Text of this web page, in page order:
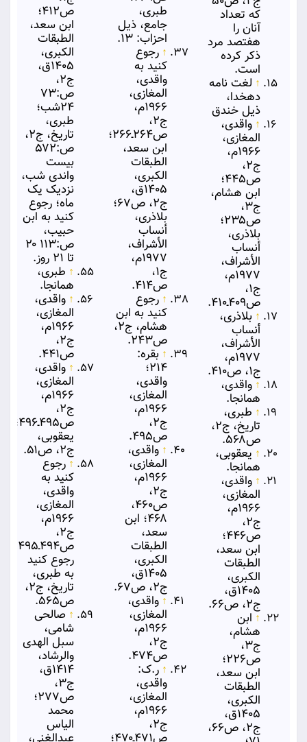
که تعداد
آنان را
هفتصد مرد
ذکر کرده
است.
↑ لغت نامه
دهخدا،
ذیل خندق
↑ واقدی،
المغازی،
۱۹۶۶م،
ج۲،
ص۴۴۵؛
ابن هشام،
ج۳،
ص۲۳۵؛
بلاذری،
أنساب
الأشراف،
۱۹۷۷م،
ج۱،
ص۴۰۹ـ۴۱۰.
↑ بلاذری،
أنساب
الأشراف،
۱۹۷۷م،
ج۱، ص۴۱۰.
↑ واقدی،
همانجا.
↑ طبری،
تاریخ، ج۲،
ص۵۶۸.
↑ یعقوبی،
همانجا.
↑ واقدی،
المغازی،
۱۹۶۶م،
ج۲،
ص۴۴۶؛
ابن سعد،
الطبقات
الكبری،
۱۴۰۵ق،
ج۲، ص۶۶.
↑ ابن
هشام،
ج۳،
ص۲۲۶؛
ابن سعد،
الطبقات
الكبری،
۱۴۰۵ق،
ج۲، ص۶۶،
طبری،
جامع، ذیل
احزاب: ۱۳.
↑ رجوع
کنید به
واقدی،
المغازی،
۱۹۶۶م،
ج۲،
ص۲۶۴ـ۲۶۶؛
ابن سعد،
الطبقات
الكبری،
۱۴۰۵ق،
ج۲، ص۶۷؛
بلاذری،
أنساب
الأشراف،
۱۹۷۷م،
ج۱،
ص۴۱۴.
↑ رجوع
کنید به ابن
هشام، ج۲،
ص۲۴۳.
↑ بقره:
۲۱۴؛
واقدی،
المغازی،
۱۹۶۶م،
ج۲،
ص۴۹۵.
↑ واقدی،
المغازی،
۱۹۶۶م،
ج۲،
ص۴۶۰،
۴۶۸؛ ابن
سعد،
الطبقات
الكبری،
۱۴۰۵ق،
ج۲، ص۶۷.
↑ واقدی،
المغازی،
۱۹۶۶م،
ج۲،
ص۴۷۴.
↑ ر.ک:
واقدی،
المغازی،
۱۹۶۶م،
ج۲،
ص۴۱۲؛
ابن سعد،
الطبقات
الكبری،
۱۴۰۵ق،
ج۲،
ص:۷۳
۲۴شب؛
طبری،
تاریخ، ج۲،
ص:۵۷۲
بیست
واندی شب،
نزدیک یک
ماه؛ رجوع
کنید به ابن
حبیب،
ص:۱۱۳ ۲۰
تا ۲۱ روز.
↑ طبری،
همانجا.
↑ واقدی،
المغازی،
۱۹۶۶م،
ج۲،
ص۴۴۱.
↑ واقدی،
المغازی،
۱۹۶۶م،
ج۲،
ص۴۹۵ـ۴۹۶؛
یعقوبی،
ج۲، ص۵۱.
↑ رجوع
کنید به
واقدی،
المغازی،
۱۹۶۶م،
ج۲،
رجوع کنید
به طبری،
تاریخ، ج۲،
ص۵۶۵.
↑ صالحی
شامی،
سبل الهدی
والرشاد،
۱۴۱۴ق،
ج۳،
ص۲۷۷؛
محمد
الیاس